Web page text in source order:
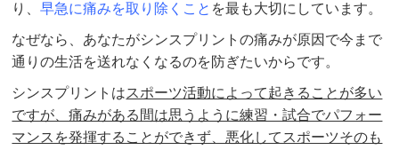
り、早急に痛みを取り除くこと を最も大切にしています。
なぜなら、あなたがシンスプリントの痛みが原因で今まで
通りの生活を送れなくなるのを防ぎたいからです。
シンスプリントはスポーツ活動によって起きることが多い
ですが、痛みがある間は思うように練習・試合でパフォー
マンスを発揮することができず、悪化してスポーツそのも